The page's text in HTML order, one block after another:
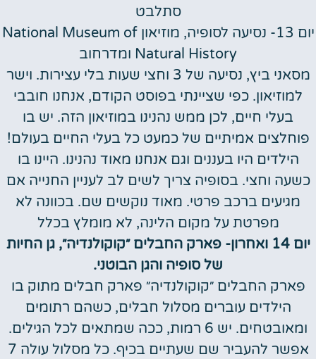
סתלבט
יום 13- נסיעה לסופיה, מוזיאון National Museum of
Natural History ומדרחוב
מסאני ביץ, נסיעה של 3 וחצי שעות בלי עצירות. וישר
למוזיאון. כפי שציינתי בפוסט הקודם, אנחנו חובבי
בעלי חיים, לכן ממש נהנינו במוזיאון הזה. יש בו
פוחלצים אמיתיים של כמעט כל בעלי החיים בעולם!
הילדים היו בעננים וגם אנחנו מאוד נהנינו. היינו בו
כשעה וחצי. בסופיה צריך לשים לב לעניין החנייה אם
מגיעים ברכב פרטי. מאוד נוקשים שם. בכוונה לא
מפרטת על מקום הלינה, לא מומלץ בכלל
יום 14 ואחרון- פארק החבלים ״קוקולנדיה״, גן החיות
של סופיה והגן הבוטני.
פארק החבלים ״קוקולנדיה״ פארק חבלים מתוק בו
הילדים עוברים מסלול חבלים, כשהם רתומים
ומאובטחים. יש 6 רמות, ככה שמתאים לכל הגילים.
אפשר להעביר שם שעתיים בכיף. כל מסלול עולה 7